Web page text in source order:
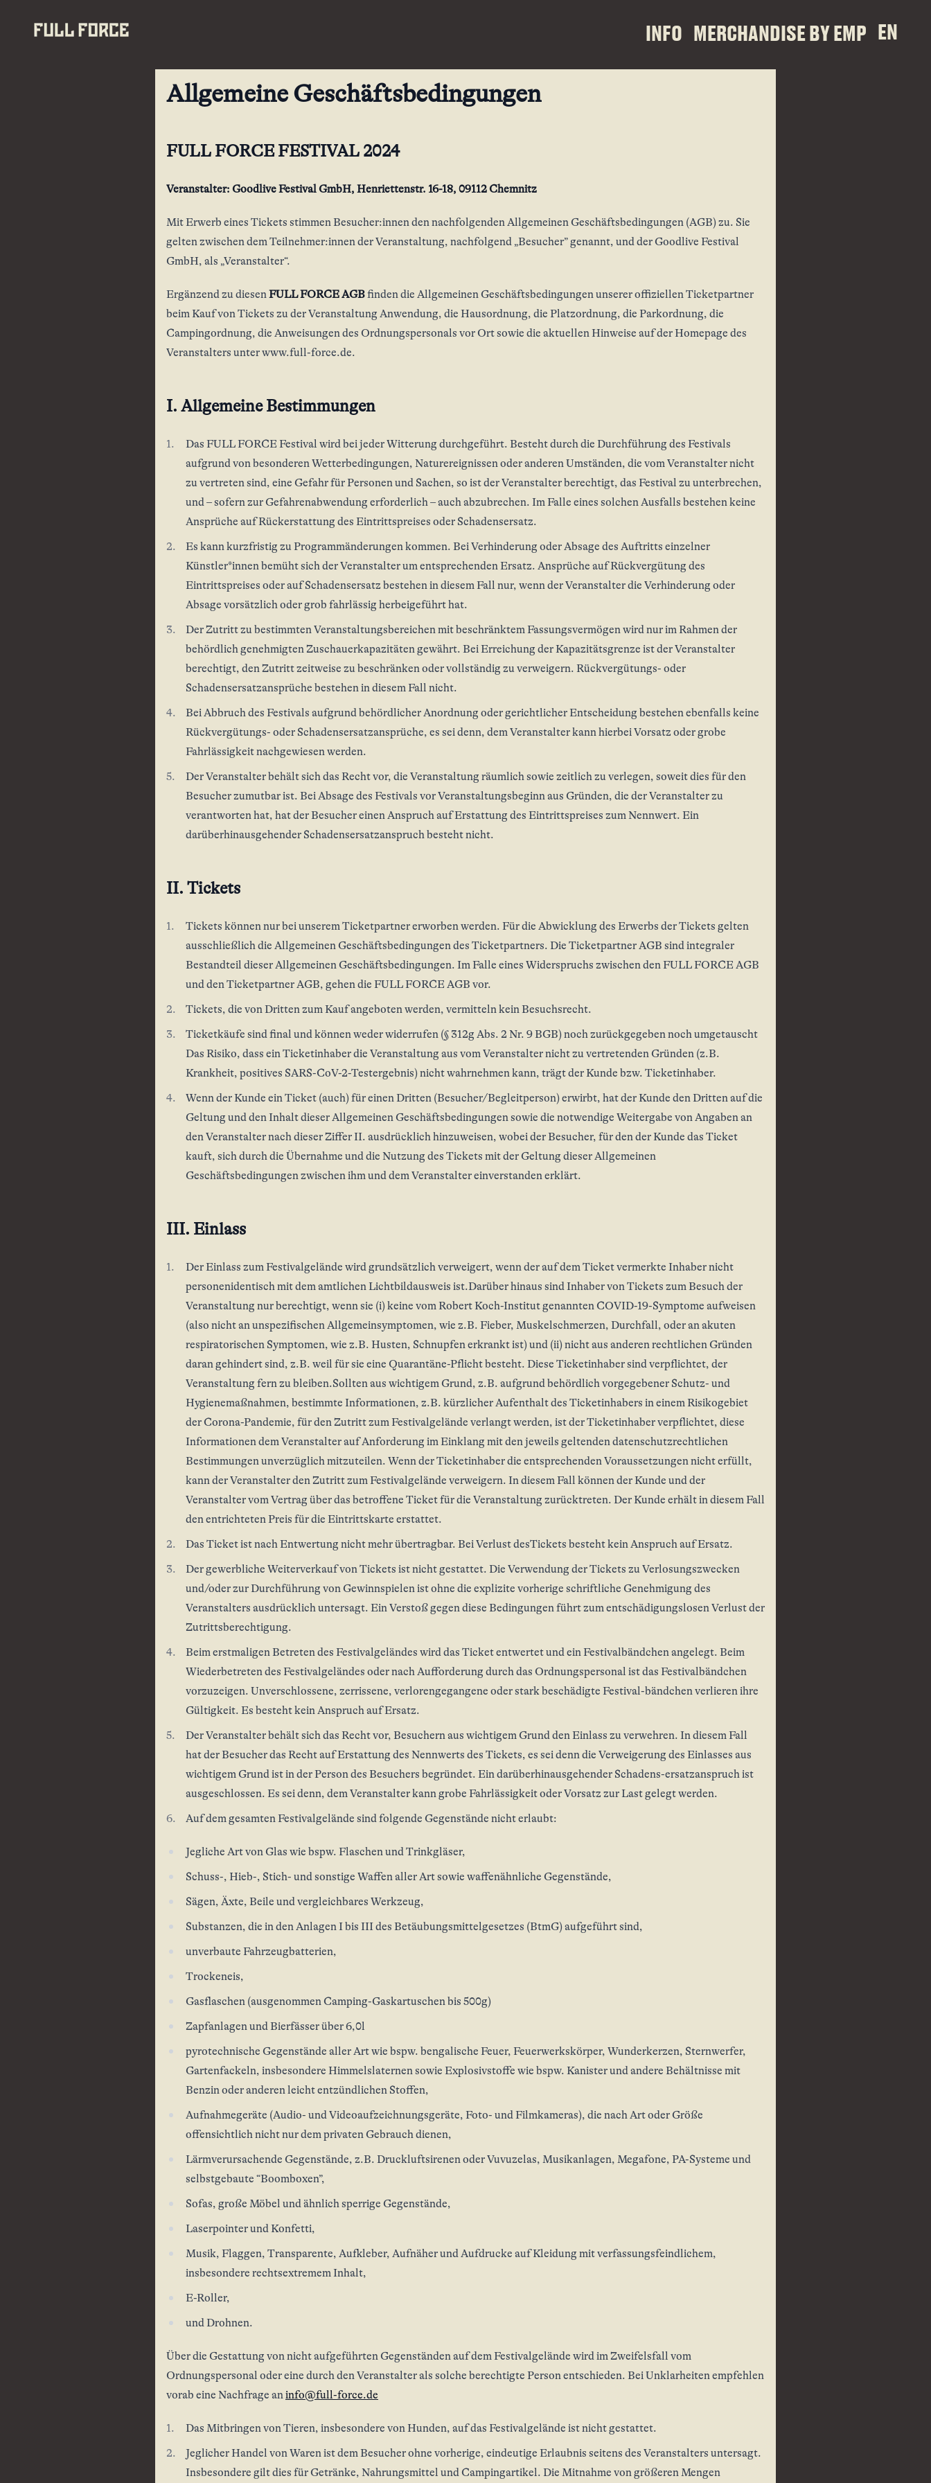
INFO MERCHANDISE BY EMP EN
Allgemeine Geschäftsbedingungen
FULL FORCE FESTIVAL 2024
Veranstalter: Goodlive Festival GmbH, Henriettenstr. 16-18, 09112 Chemnitz
Mit Erwerb eines Tickets stimmen Besucher:innen den nachfolgenden Allgemeinen Geschäftsbedingungen (AGB) zu. Sie
gelten zwischen dem Teilnehmer:innen der Veranstaltung, nachfolgend „Besucher” genannt, und der Goodlive Festival
GmbH, als „Veranstalter“.
Ergänzend zu diesenFULL FORCE AGBfinden die Allgemeinen Geschäftsbedingungen unserer offiziellen Ticketpartner
beim Kauf von Tickets zu der Veranstaltung Anwendung, die Hausordnung, die Platzordnung, die Parkordnung, die
Campingordnung, die Anweisungen des Ordnungspersonals vor Ort sowie die aktuellen Hinweise auf der Homepage des
Veranstalters unter www.full-force.de.
I. Allgemeine Bestimmungen
Das FULL FORCE Festival wird bei jeder Witterung durchgeführt. Besteht durch die Durchführung des Festivals
aufgrund von besonderen Wetterbedingungen, Naturereignissen oder anderen Umständen, die vom Veranstalter nicht
zu vertreten sind, eine Gefahr für Personen und Sachen, so ist der Veranstalter berechtigt, das Festival zu unterbrechen,
und – sofern zur Gefahrenabwendung erforderlich – auch abzubrechen. Im Falle eines solchen Ausfalls bestehen keine
Ansprüche auf Rückerstattung des Eintrittspreises oder Schadensersatz.
Es kann kurzfristig zu Programmänderungen kommen. Bei Verhinderung oder Absage des Auftritts einzelner
Künstler*innen bemüht sich der Veranstalter um entsprechenden Ersatz. Ansprüche auf Rückvergütung des
Eintrittspreises oder auf Schadensersatz bestehen in diesem Fall nur, wenn der Veranstalter die Verhinderung oder
Absage vorsätzlich oder grob fahrlässig herbeigeführt hat.
Der Zutritt zu bestimmten Veranstaltungsbereichen mit beschränktem Fassungsvermögen wird nur im Rahmen der
behördlich genehmigten Zuschauerkapazitäten gewährt. Bei Erreichung der Kapazitätsgrenze ist der Veranstalter
berechtigt, den Zutritt zeitweise zu beschränken oder vollständig zu verweigern. Rückvergütungs- oder
Schadensersatzansprüche bestehen in diesem Fall nicht.
Bei Abbruch des Festivals aufgrund behördlicher Anordnung oder gerichtlicher Entscheidung bestehen ebenfalls keine
Rückvergütungs- oder Schadensersatzansprüche, es sei denn, dem Veranstalter kann hierbei Vorsatz oder grobe
Fahrlässigkeit nachgewiesen werden.
Der Veranstalter behält sich das Recht vor, die Veranstaltung räumlich sowie zeitlich zu verlegen, soweit dies für den
Besucher zumutbar ist. Bei Absage des Festivals vor Veranstaltungsbeginn aus Gründen, die der Veranstalter zu
verantworten hat, hat der Besucher einen Anspruch auf Erstattung des Eintrittspreises zum Nennwert. Ein
darüberhinausgehender Schadensersatzanspruch besteht nicht.
II. Tickets
Tickets können nur bei unserem Ticketpartner erworben werden. Für die Abwicklung des Erwerbs der Tickets gelten
ausschließlich die Allgemeinen Geschäftsbedingungen des Ticketpartners. Die Ticketpartner AGB sind integraler
Bestandteil dieser Allgemeinen Geschäftsbedingungen. Im Falle eines Widerspruchs zwischen den FULL FORCE AGB
und den Ticketpartner AGB, gehen die FULL FORCE AGB vor.
Tickets, die von Dritten zum Kauf angeboten werden, vermitteln kein Besuchsrecht.
Ticketkäufe sind final und können weder widerrufen (§ 312g Abs. 2 Nr. 9 BGB) noch zurückgegeben noch umgetauscht
Das Risiko, dass ein Ticketinhaber die Veranstaltung aus vom Veranstalter nicht zu vertretenden Gründen (z.B.
Krankheit, positives SARS-CoV-2-Testergebnis) nicht wahrnehmen kann, trägt der Kunde bzw. Ticketinhaber.
Wenn der Kunde ein Ticket (auch) für einen Dritten (Besucher/Begleitperson) erwirbt, hat der Kunde den Dritten auf die
Geltung und den Inhalt dieser Allgemeinen Geschäftsbedingungen sowie die notwendige Weitergabe von Angaben an
den Veranstalter nach dieser Ziffer II. ausdrücklich hinzuweisen, wobei der Besucher, für den der Kunde das Ticket
kauft, sich durch die Übernahme und die Nutzung des Tickets mit der Geltung dieser Allgemeinen
Geschäftsbedingungen zwischen ihm und dem Veranstalter einverstanden erklärt.
III. Einlass
Der Einlass zum Festivalgelände wird grundsätzlich verweigert, wenn der auf dem Ticket vermerkte Inhaber nicht
personenidentisch mit dem amtlichen Lichtbildausweis ist.Darüber hinaus sind Inhaber von Tickets zum Besuch der
Veranstaltung nur berechtigt, wenn sie (i) keine vom Robert Koch-Institut genannten COVID-19-Symptome aufweisen
(also nicht an unspezifischen Allgemeinsymptomen, wie z.B. Fieber, Muskelschmerzen, Durchfall, oder an akuten
respiratorischen Symptomen, wie z.B. Husten, Schnupfen erkrankt ist) und (ii) nicht aus anderen rechtlichen Gründen
daran gehindert sind, z.B. weil für sie eine Quarantäne-Pflicht besteht. Diese Ticketinhaber sind verpflichtet, der
Veranstaltung fern zu bleiben.Sollten aus wichtigem Grund, z.B. aufgrund behördlich vorgegebener Schutz- und
Hygienemaßnahmen, bestimmte Informationen, z.B. kürzlicher Aufenthalt des Ticketinhabers in einem Risikogebiet
der Corona-Pandemie, für den Zutritt zum Festivalgelände verlangt werden, ist der Ticketinhaber verpflichtet, diese
Informationen dem Veranstalter auf Anforderung im Einklang mit den jeweils geltenden datenschutzrechtlichen
Bestimmungen unverzüglich mitzuteilen. Wenn der Ticketinhaber die entsprechenden Voraussetzungen nicht erfüllt,
kann der Veranstalter den Zutritt zum Festivalgelände verweigern. In diesem Fall können der Kunde und der
Veranstalter vom Vertrag über das betroffene Ticket für die Veranstaltung zurücktreten. Der Kunde erhält in diesem Fall
den entrichteten Preis für die Eintrittskarte erstattet.
Das Ticket ist nach Entwertung nicht mehr übertragbar. Bei Verlust desTickets besteht kein Anspruch auf Ersatz.
Der gewerbliche Weiterverkauf von Tickets ist nicht gestattet. Die Verwendung der Tickets zu Verlosungszwecken
und/oder zur Durchführung von Gewinnspielen ist ohne die explizite vorherige schriftliche Genehmigung des
Veranstalters ausdrücklich untersagt. Ein Verstoß gegen diese Bedingungen führt zum entschädigungslosen Verlust der
Zutrittsberechtigung.
Beim erstmaligen Betreten des Festivalgeländes wird das Ticket entwertet und ein Festivalbändchen angelegt. Beim
Wiederbetreten des Festivalgeländes oder nach Aufforderung durch das Ordnungspersonal ist das Festivalbändchen
vorzuzeigen. Unverschlossene, zerrissene, verlorengegangene oder stark beschädigte Festival-bändchen verlieren ihre
Gültigkeit. Es besteht kein Anspruch auf Ersatz.
Der Veranstalter behält sich das Recht vor, Besuchern aus wichtigem Grund den Einlass zu verwehren. In diesem Fall
hat der Besucher das Recht auf Erstattung des Nennwerts des Tickets, es sei denn die Verweigerung des Einlasses aus
wichtigem Grund ist in der Person des Besuchers begründet. Ein darüberhinausgehender Schadens-ersatzanspruch ist
ausgeschlossen. Es sei denn, dem Veranstalter kann grobe Fahrlässigkeit oder Vorsatz zur Last gelegt werden.
Auf dem gesamten Festivalgelände sind folgende Gegenstände nicht erlaubt:
Jegliche Art von Glas wie bspw. Flaschen und Trinkgläser,
Schuss-, Hieb-, Stich- und sonstige Waffen aller Art sowie waffenähnliche Gegenstände,
Sägen, Äxte, Beile und vergleichbares Werkzeug,
Substanzen, die in den Anlagen I bis III des Betäubungsmittelgesetzes (BtmG) aufgeführt sind,
unverbaute Fahrzeugbatterien,
Trockeneis,
Gasflaschen (ausgenommen Camping-Gaskartuschen bis 500g)
Zapfanlagen und Bierfässer über 6,0l
pyrotechnische Gegenstände aller Art wie bspw. bengalische Feuer, Feuerwerkskörper, Wunderkerzen, Sternwerfer,
Gartenfackeln, insbesondere Himmelslaternen sowie Explosivstoffe wie bspw. Kanister und andere Behältnisse mit
Benzin oder anderen leicht entzündlichen Stoffen,
Aufnahmegeräte (Audio- und Videoaufzeichnungsgeräte, Foto- und Filmkameras), die nach Art oder Größe
offensichtlich nicht nur dem privaten Gebrauch dienen,
Lärmverursachende Gegenstände, z.B. Druckluftsirenen oder Vuvuzelas, Musikanlagen, Megafone, PA-Systeme und
selbstgebaute “Boomboxen”,
Sofas, große Möbel und ähnlich sperrige Gegenstände,
Laserpointer und Konfetti,
Musik, Flaggen, Transparente, Aufkleber, Aufnäher und Aufdrucke auf Kleidung mit verfassungsfeindlichem,
insbesondere rechtsextremem Inhalt,
E-Roller,
und Drohnen.
Über die Gestattung von nicht aufgeführten Gegenständen auf dem Festivalgelände wird im Zweifelsfall vom
Ordnungspersonal oder eine durch den Veranstalter als solche berechtigte Person entschieden. Bei Unklarheiten empfehlen
vorab eine Nachfrage aninfo@full-force.de
Das Mitbringen von Tieren, insbesondere von Hunden, auf das Festivalgelände ist nicht gestattet.
Jeglicher Handel von Waren ist dem Besucher ohne vorherige, eindeutige Erlaubnis seitens des Veranstalters untersagt.
Insbesondere gilt dies für Getränke, Nahrungsmittel und Campingartikel. Die Mitnahme von größeren Mengen